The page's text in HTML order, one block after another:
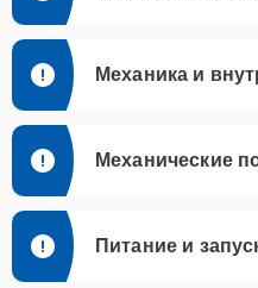
Механика и
Механические
Питание и